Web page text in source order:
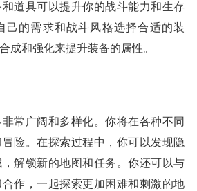
道具可以提升你的战斗能力和生存
己的需求和战斗风格选择合适的装
成和强化来提升装备的属性。
常广阔和多样化。你将在各种不同
险。在探索过程中，你可以发现隐
解锁新的地图和任务。你还可以与
作，一起探索更加困难和刺激的地